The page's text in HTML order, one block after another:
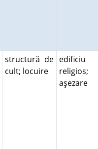
structură de
cult; locuire
edificiu
religios;
aşezare